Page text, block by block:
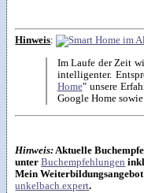
Hinweis:
Im Laufe der Zeit
intelligenter.
Home" unsere
Google Home
Hinweis:Aktuelle
unterBuchempfehlungen
Mein
unkelbach.expert.